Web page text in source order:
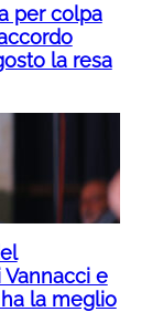
per colpa
la resa
e
la meglio